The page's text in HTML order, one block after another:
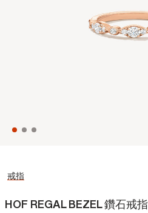
戒指
HOF REGAL BEZEL 鑽石戒指